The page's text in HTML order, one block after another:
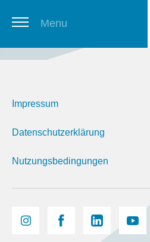
Menu
Newsletter
Impressum
Datenschutzerklärung
Nutzungsbedingungen